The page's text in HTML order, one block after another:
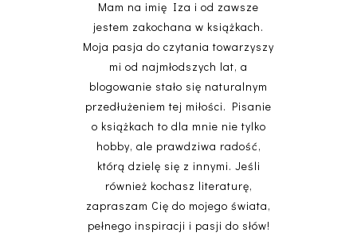
Mam na imię Iza i od zawsze
jestem zakochana w książkach.
Moja pasja do czytania towarzyszy
mi od najmłodszych lat, a
blogowanie stało się naturalnym
przedłużeniem tej miłości. Pisanie
o książkach to dla mnie nie tylko
hobby, ale prawdziwa radość,
którą dzielę się z innymi. Jeśli
również kochasz literaturę,
zapraszam Cię do mojego świata,
pełnego inspiracji i pasji do słów!